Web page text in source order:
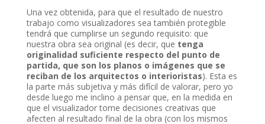
Una vez obtenida, para que el resultado de nuestro
trabajo como visualizadores sea también protegible
tendrá que cumplirse un segundo requisito: que
nuestra obra sea original (es decir, que tenga
originalidad suficiente respecto del punto de
partida, que son los planos o imágenes que se
reciban de los arquitectos o interioristas). Esta es
la parte más subjetiva y más difícil de valorar, pero yo
desde luego me inclino a pensar que, en la medida en
que el visualizador tome decisiones creativas que
afecten al resultado final de la obra (con los mismos